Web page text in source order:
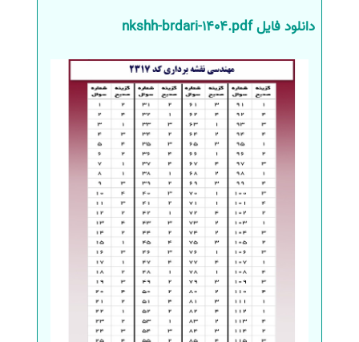
سفارش تهیه کاورلتر
سفارش انگیزه‌نامه‌SOP
دانلود فایل nkshh-brdari-1404.pdf